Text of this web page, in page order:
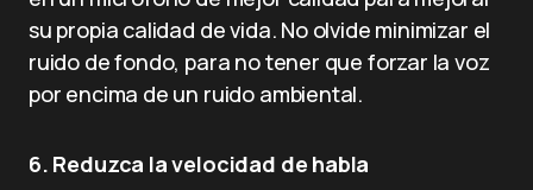
su propia calidad de vida. No olvide minimizar el
ruido de fondo, para no tener que forzar la voz
por encima de un ruido ambiental.
6. Reduzca la velocidad de habla